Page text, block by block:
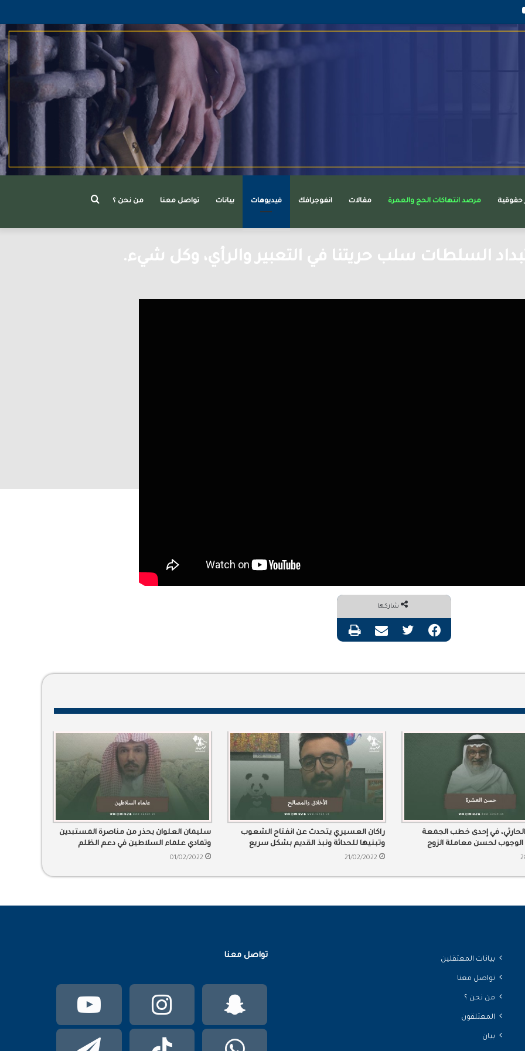
حقوقية مرصد انتهاكات الحج والعمرة مقالات انفوجرافك فيديوهات بيانات تواصل معنا من نحن ؟
السلطات سلب حريتنا في التعبير والرأي، وكل شيء.
شاركها
فيسبوك تويتر مشاركة عبر البريد طباعة
الحارثي، في إحدى خطب الجمعة
الوجوب لحسن معاملة الزوج
عشرتها.
راكان العسيري يتحدث عن انفتاح الشعوب
وتبنيها للحداثة ونبذ القديم بشكل سريع
21/02/2022
سليمان العلوان يحذر من مناصرة المستبدين
وتمادي علماء السلاطين في دعم الظلم
01/02/2022
بيانات المعتقلين
تواصل معنا
من نحن ؟
المعتلقون
بيان
تواصل معنا
يوتيوبانستقرام سناب
تشات